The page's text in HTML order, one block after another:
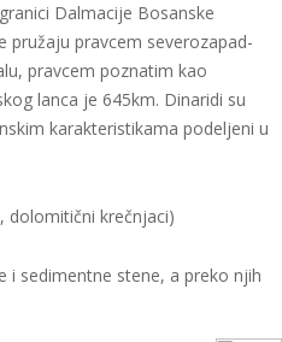
Dalmacije Bosanske
pružaju pravcem severozapad-
pravcem poznatim kao
lanca je 645km. Dinaridi su
karakteristikama podeljeni u
dolomitični krečnjaci)
i sedimentne stene, a preko njih